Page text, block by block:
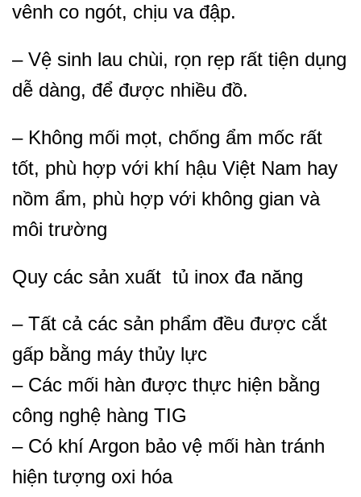
vênh co ngót, chịu va đập.
– Vệ sinh lau chùi, rọn rẹp rất tiện dụng
dễ dàng, để được nhiều đồ.
– Không mối mọt, chống ẩm mốc rất
tốt, phù hợp với khí hậu Việt Nam hay
nồm ẩm, phù hợp với không gian và
môi trường
Quy các sản xuất tủ inox đa năng
– Tất cả các sản phẩm đều được cắt
gấp bằng máy thủy lực
– Các mối hàn được thực hiện bằng
công nghệ hàng TIG
– Có khí Argon bảo vệ mối hàn tránh
hiện tượng oxi hóa